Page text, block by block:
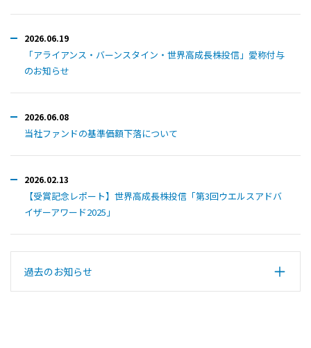
2026.06.19
「アライアンス・バーンスタイン・世界高成長株投信」愛称付与
のお知らせ
2026.06.08
当社ファンドの基準価額下落について
2026.02.13
【受賞記念レポート】世界高成長株投信「第3回ウエルスアドバ
イザーアワード2025」
過去のお知らせ